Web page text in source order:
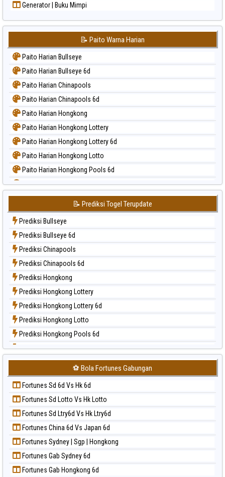
Generator | Buku Mimpi
📝 Paito Warna Harian
Paito Harian Bullseye
Paito Harian Bullseye 6d
Paito Harian Chinapools
Paito Harian Chinapools 6d
Paito Harian Hongkong
Paito Harian Hongkong Lottery
Paito Harian Hongkong Lottery 6d
Paito Harian Hongkong Lotto
Paito Harian Hongkong Pools 6d
Paito Harian Japan
Paito Harian Japan 6d
Paito Harian Korea
Paito Harian Kuda Lari
Paito Harian Magnum Cambodia
Paito Harian Nagoya
Paito Harian New York Midday
Paito Harian North Carolina Day
Paito Harian Pcso
Paito Harian Pennsylvania Day
Paito Harian Sao Paulo
Paito Harian Singapore
Paito Harian Sydney
Paito Harian Sydney Lottery
Paito Harian Sydney Lottery 6d
Paito Harian Sydney Lotto
Paito Harian Sydney Pools 6d
Paito Harian Taipei
Paito Harian Taiwan
📝 Prediksi Togel Terupdate
Prediksi Bullseye
Prediksi Bullseye 6d
Prediksi Chinapools
Prediksi Chinapools 6d
Prediksi Hongkong
Prediksi Hongkong Lottery
Prediksi Hongkong Lottery 6d
Prediksi Hongkong Lotto
Prediksi Hongkong Pools 6d
Prediksi Japan
Prediksi Japan 6d
Prediksi Korea
Prediksi Kuda Lari
Prediksi Magnum Cambodia
Prediksi Nagoya
Prediksi North Carolina Day
Prediksi Pcso
Prediksi Sao Paulo
Prediksi Singapore
⚽ Bola Fortunes Gabungan
Fortunes Sd 6d Vs Hk 6d
Fortunes Sd Lotto Vs Hk Lotto
Fortunes Sd Ltry6d Vs Hk Ltry6d
Fortunes China 6d Vs Japan 6d
Fortunes Sydney | Sgp | Hongkong
Fortunes Gab Sydney 6d
Fortunes Gab Hongkong 6d